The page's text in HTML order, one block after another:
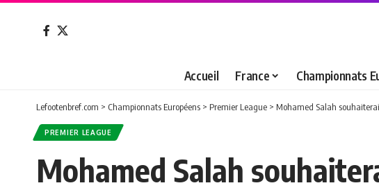
Accueil France Championnats
Lefootenbref.com > Championnats Européens > Premier League > Mohamed Salah
PREMIER LEAGUE
Mohamed Salah